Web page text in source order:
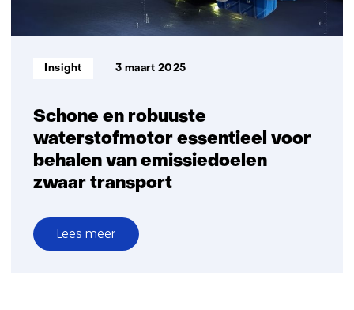
non-
machinery
Schone en robuuste
waterstofmotor essentieel voor
behalen van emissiedoelen
zwaar transport
Informatietype:
Insight 3 maart 2025
Lees meer
over